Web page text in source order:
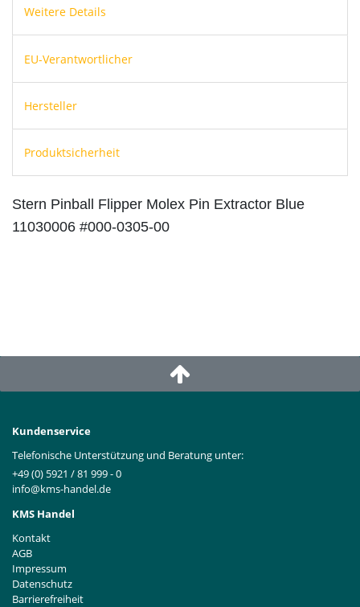
Weitere Details
EU-Verantwortlicher
Hersteller
Produktsicherheit
Stern Pinball Flipper Molex Pin Extractor Blue
11030006 #000-0305-00
Kundenservice
Telefonische Unterstützung und Beratung unter:
+49 (0) 5921 / 81 999 - 0
info@kms-handel.de
KMS Handel
Kontakt
AGB
Impressum
Datenschutz
Barrierefreiheit